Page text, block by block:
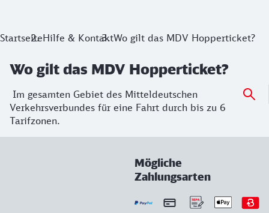
StartseiteHilfe & KontaktWo gilt das MDV Hopperticket?
Wo gilt das MDV Hopperticket?
Im gesamten Gebiet des Mitteldeutschen
Verkehrsverbundes für eine Fahrt durch bis zu 6
Tarifzonen.
Mögliche
Zahlungsarten